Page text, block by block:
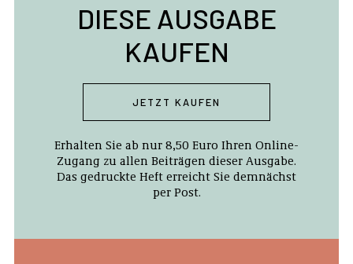
DIESE AUSGABE
KAUFEN
JETZT KAUFEN
Erhalten Sie ab nur 8,50 Euro Ihren Online-
Zugang zu allen Beiträgen dieser Ausgabe.
Das gedruckte Heft erreicht Sie demnächst
per Post.